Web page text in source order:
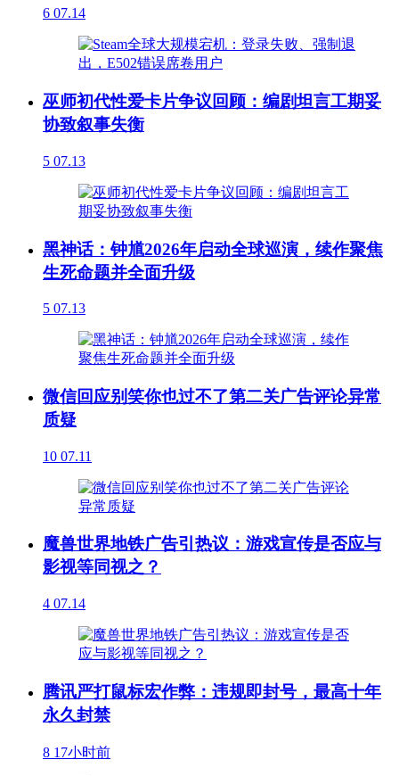
6 07.14
巫师初代性爱卡片争议回顾：编剧坦言工期妥
协致叙事失衡
5 07.13
黑神话：钟馗2026年启动全球巡演，续作聚焦
生死命题并全面升级
5 07.13
微信回应别笑你也过不了第二关广告评论异常
质疑
10 07.11
魔兽世界地铁广告引热议：游戏宣传是否应与
影视等同视之？
4 07.14
腾讯严打鼠标宏作弊：违规即封号，最高十年
永久封禁
8 17小时前